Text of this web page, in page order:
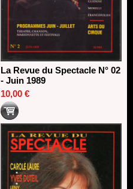
La Revue du Spectacle N° 02
- Juin 1989
10,00 €